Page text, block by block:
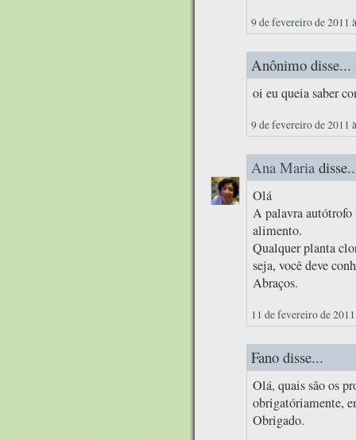
9 de fevereiro de 2011
Anônimo disse...
oi eu queia saber
9 de fevereiro de 2011
Ana Maria
Olá
A palavra
alimento.
Qualquer planta
seja, você deve
Abraços.
11 de fevereiro de
Fano disse...
Olá, quais são os
obrigatóriamente,
Obrigado.